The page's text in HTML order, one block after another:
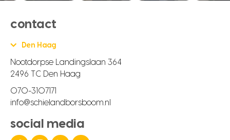
contact
Den Haag
Nootdorpse Landingslaan 364
2496 TC Den Haag
070-3107171
info@schielandborsboom.nl
social media